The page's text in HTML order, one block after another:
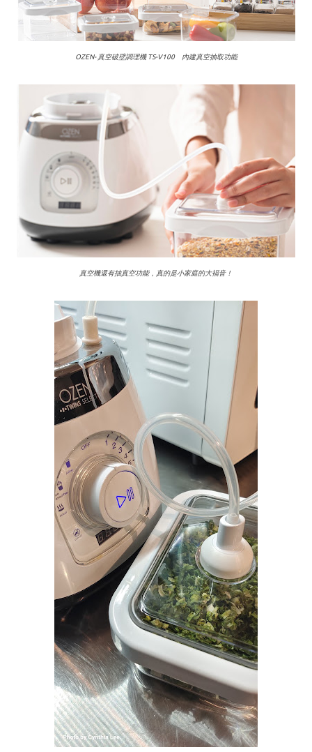
OZEN- 真空破壁調理機 TS-V100 內建真空抽取功能
真空機還有抽真空功能，真的是小家庭的大褔音！